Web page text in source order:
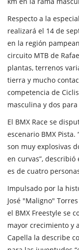
Respecto a la
realizará el 14 de
en la región
circuito MTB de
plantas, terrenos
tierra y mucho
competencia de
masculina y dos
El BMX Race se
escenario BMX
son muy explosivas
en curvas”,
es de cuatro
Impulsado por la
José "Maligno"
el BMX Freestyle se
mayor crecimiento y
Capella la describe